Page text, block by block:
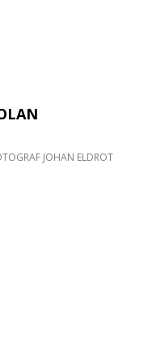
KIKADE PÅ DET
11 PILTRÄDET 11
JOHAN ELDROT